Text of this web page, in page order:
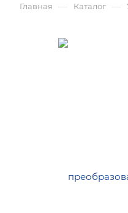
Главная — Каталог —